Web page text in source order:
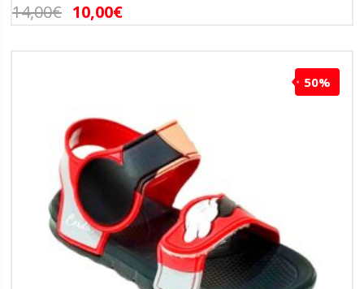
14,00€ 10,00€
50%